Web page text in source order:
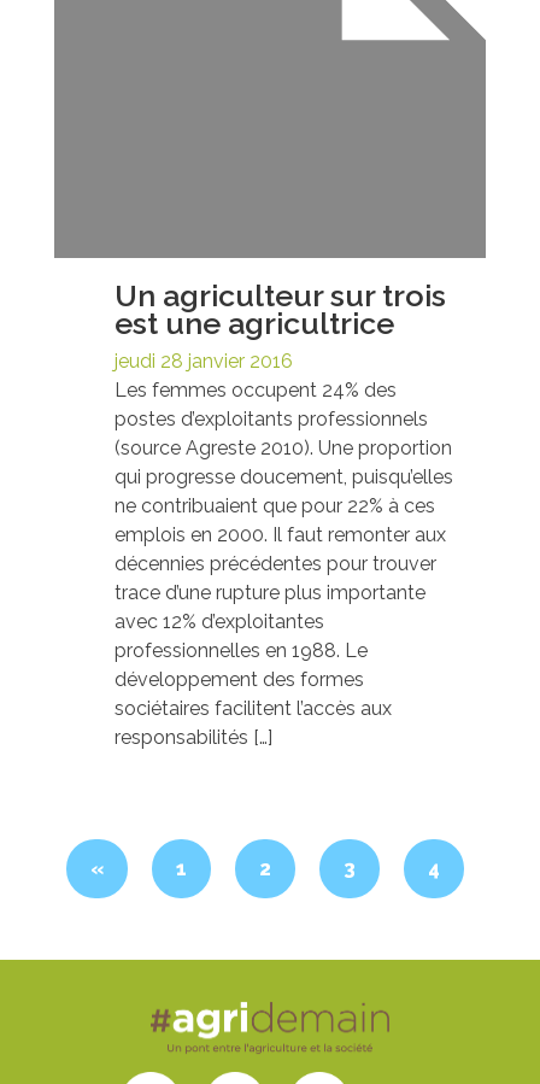
Un agriculteur sur trois
est une agricultrice
jeudi 28 janvier 2016
Les femmes occupent 24% des
postes d’exploitants professionnels
(source Agreste 2010). Une proportion
qui progresse doucement, puisqu’elles
ne contribuaient que pour 22% à ces
emplois en 2000. Il faut remonter aux
décennies précédentes pour trouver
trace d’une rupture plus importante
avec 12% d’exploitantes
professionnelles en 1988. Le
développement des formes
sociétaires facilitent l’accès aux
responsabilités […]
« 1 2 3 4